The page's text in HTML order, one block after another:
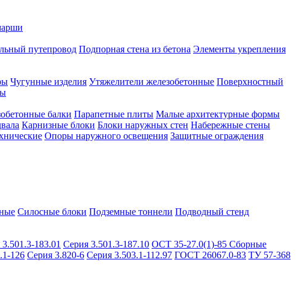
путепровод Подпорная стена из бетона Элементы укрепления
Чугунные изделия Утяжелители железобетонные Поверхностный
балки Парапетные плиты Малые архитектурные формы
Карнизные блоки Блоки наружных стен Набережные стены
Опоры наружного освещения Защитные ограждения
Силосные блоки Подземные тоннели Подводный стенд
183.01 Серия 3.501.3-187.10 ОСТ 35-27.0(1)-85 Сборные
126 Серия 3.820-6 Серия 3.503.1-112.97 ГОСТ 26067.0-83 ТУ 57-368